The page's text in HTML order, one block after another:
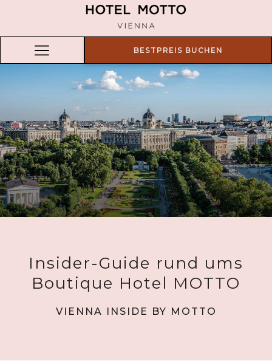
Hamburger
Menu
BESTPREIS BUCHEN
Insider-Guide rund ums
Boutique Hotel MOTTO
VIENNA INSIDE BY MOTTO